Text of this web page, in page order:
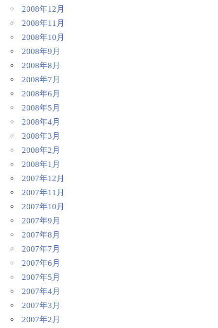
2008年12月
2008年11月
2008年10月
2008年9月
2008年8月
2008年7月
2008年6月
2008年5月
2008年4月
2008年3月
2008年2月
2008年1月
2007年12月
2007年11月
2007年10月
2007年9月
2007年8月
2007年7月
2007年6月
2007年5月
2007年4月
2007年3月
2007年2月